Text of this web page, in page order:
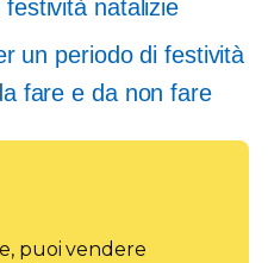
natalizie
un periodo di festività
fare e da non fare
puoi vendere